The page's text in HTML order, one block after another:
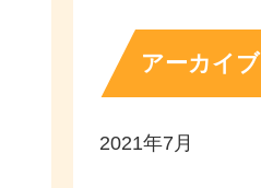
アーカイブ
2021年7月